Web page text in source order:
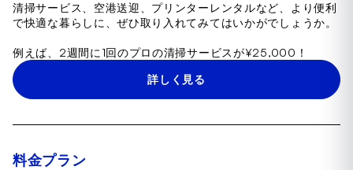
清掃サービス、空港送迎、プリンターレンタルなど、より便利
で快適な暮らしに、ぜひ取り入れてみてはいかがでしょうか。
例えば、2週間に1回のプロの清掃サービスが¥25,000！
詳しく見る
料金プラン